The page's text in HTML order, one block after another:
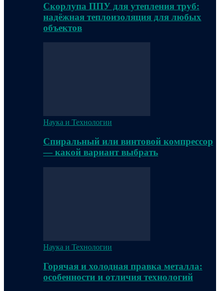
Скорлупа ППУ для утепления труб:
надёжная теплоизоляция для любых
объектов
Наука и Технологии
Спиральный или винтовой компрессор
— какой вариант выбрать
Наука и Технологии
Горячая и холодная правка металла:
особенности и отличия технологий